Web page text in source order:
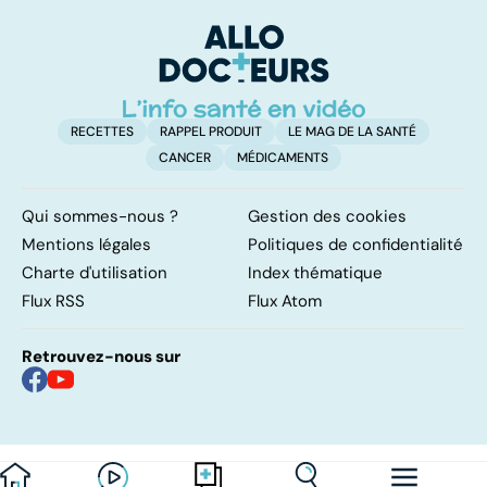
connu
RECETTES RAPPEL PRODUIT
LE MAG DE LA SANTÉ
CANCER
MÉDICAMENTS
Qui sommes-nous ?
Gestion des cookies
Mentions légales
Politiques de confidentialité
Charte d'utilisation
Index thématique
Flux RSS
Flux Atom
Retrouvez-nous sur